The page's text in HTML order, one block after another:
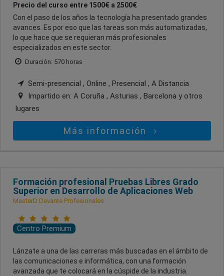
Precio del curso entre 1500€ a 2500€
Con el paso de los años la tecnología ha presentado grandes
avances. Es por eso que las tareas son más automatizadas,
lo que hace que se requieran más profesionales
especializados en este sector.
Duración: 570 horas
Semi-presencial , Online , Presencial , A Distancia
Impartido en: A Coruña , Asturias , Barcelona y otros
lugares
Más información
Formación profesional Pruebas Libres Grado
Superior en Desarrollo de Aplicaciones Web
MasterD Davante Profesionales
Centro Premium
Lánzate a una de las carreras más buscadas en el ámbito de
las comunicaciones e informática, con una formación
avanzada que te colocará en la cúspide de la industria.